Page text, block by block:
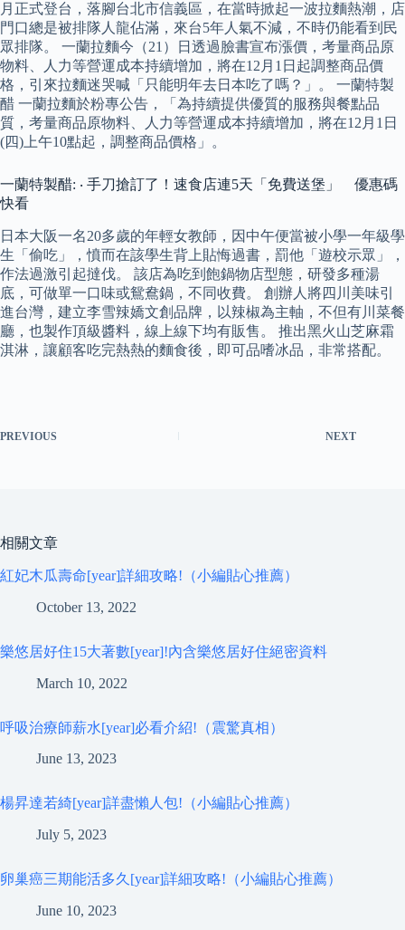
月正式登台，落腳台北市信義區，在當時掀起一波拉麵熱潮，店
門口總是被排隊人龍佔滿，來台5年人氣不減，不時仍能看到民
眾排隊。 一蘭拉麵今（21）日透過臉書宣布漲價，考量商品原
物料、人力等營運成本持續增加，將在12月1日起調整商品價
格，引來拉麵迷哭喊「只能明年去日本吃了嗎？」。 一蘭特製
醋 一蘭拉麵於粉專公告，「為持續提供優質的服務與餐點品
質，考量商品原物料、人力等營運成本持續增加，將在12月1日
(四)上午10點起，調整商品價格」。
一蘭特製醋: ‧ 手刀搶訂了！速食店連5天「免費送堡」 優惠碼
快看
日本大阪一名20多歲的年輕女教師，因中午便當被小學一年級學
生「偷吃」，憤而在該學生背上貼悔過書，罰他「遊校示眾」，
作法過激引起撻伐。 該店為吃到飽鍋物店型態，研發多種湯
底，可做單一口味或鴛鴦鍋，不同收費。 創辦人將四川美味引
進台灣，建立李雪辣嬌文創品牌，以辣椒為主軸，不但有川菜餐
廳，也製作頂級醬料，線上線下均有販售。 推出黑火山芝麻霜
淇淋，讓顧客吃完熱熱的麵食後，即可品嗜冰品，非常搭配。
PREVIOUS NEXT
相關文章
紅妃木瓜壽命[year]詳細攻略!（小編貼心推薦）
October 13, 2022
樂悠居好住15大著數[year]!內含樂悠居好住絕密資料
March 10, 2022
呼吸治療師薪水[year]必看介紹!（震驚真相）
June 13, 2023
楊昇達若綺[year]詳盡懶人包!（小編貼心推薦）
July 5, 2023
卵巢癌三期能活多久[year]詳細攻略!（小編貼心推薦）
June 10, 2023